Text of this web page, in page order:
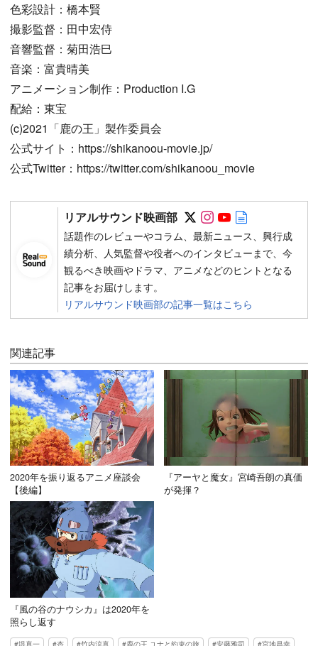
色彩設計：橋本賢
撮影監督：田中宏侍
音響監督：菊田浩巳
音楽：富貴晴美
アニメーション制作：Production I.G
配給：東宝
(c)2021「鹿の王」製作委員会
公式サイト：https://shikanoou-movie.jp/
公式Twitter：https://twitter.com/shikanoou_movie
リアルサウンド映画部 Follow on SNS
Follow on SNS
Follow on
話題作のレビューやコラム、最新ニュース、興行成
績分析、人気監督や役者へのインタビューまで、今
観るべき映画やドラマ、アニメなどのヒントとなる
記事をお届けします。
リアルサウンド映画部の記事一覧はこちら
関連記事
2020年を振り返るアニメ座談会
【後編】
『アーヤと魔女』宮崎吾朗の真価
が発揮？
『風の谷のナウシカ』は2020年を
照らし返す
堤真一 杏 竹内涼真 鹿の王 ユナと約束の旅 安藤雅司 宮地昌幸